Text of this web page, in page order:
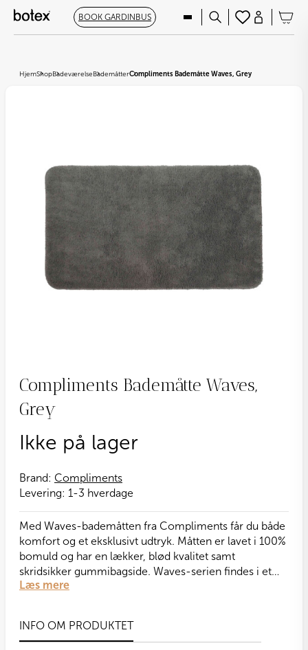
BOOK GARDINBUS
HjemShopBadeværelseBademåtterCompliments Bademåtte Waves, Grey
Compliments Bademåtte Waves,
Grey
Brand: Compliments
Levering: 1-3 hverdage
Med Waves-bademåtten fra Compliments får du både
komfort og et eksklusivt udtryk. Måtten er lavet i 100%
bomuld og har en lækker, blød kvalitet samt
skridsikker gummibagside. Waves-serien findes i et
bredt farvespektrum – her vist i en klassisk grå nuance.
Læs mere
Ikke på lager
INFO OM PRODUKTET